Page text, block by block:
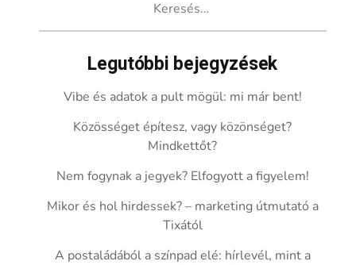
Legutóbbi bejegyzések
Vibe és adatok a pult mögül: mi már bent!
Közösséget építesz, vagy közönséget?
Mindkettőt?
Nem fogynak a jegyek? Elfogyott a figyelem!
Mikor és hol hirdessek? – marketing útmutató a
Tixától
A postaládából a színpad elé: hírlevél, mint a